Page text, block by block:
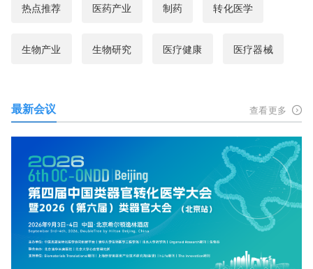
热点推荐 医药产业 制药 转化医学
生物产业 生物研究 医疗健康 医疗器械
最新会议 查看更多